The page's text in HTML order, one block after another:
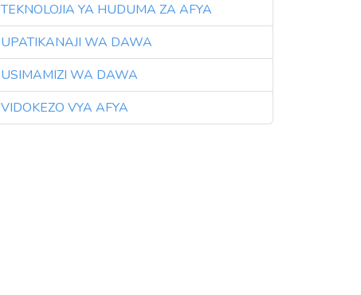
TEKNOLOJIA YA HUDUMA ZA AFYA
UPATIKANAJI WA DAWA
USIMAMIZI WA DAWA
VIDOKEZO VYA AFYA